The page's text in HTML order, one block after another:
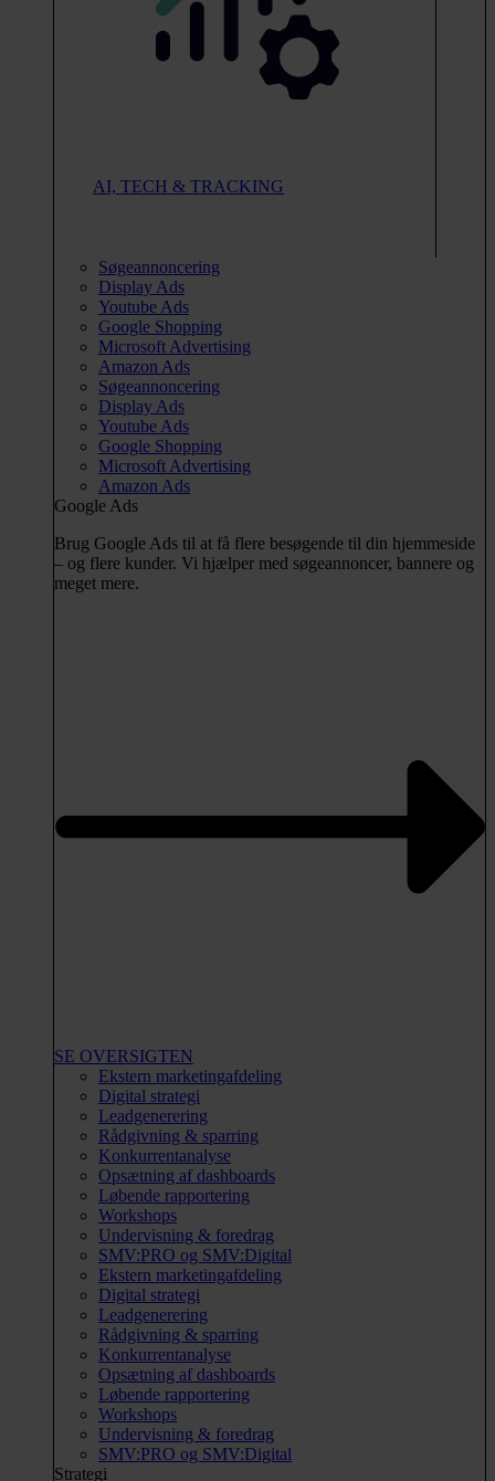
AI, TECH & TRACKING
Søgeannoncering
Display Ads
Youtube Ads
Google Shopping
Microsoft Advertising
Amazon Ads
Søgeannoncering
Display Ads
Youtube Ads
Google Shopping
Microsoft Advertising
Amazon Ads
Google Ads
Brug Google Ads til at få flere besøgende til din hjemmeside
– og flere kunder. Vi hjælper med søgeannoncer, bannere og
meget mere.
SE OVERSIGTEN
Ekstern marketingafdeling
Digital strategi
Leadgenerering
Rådgivning & sparring
Konkurrentanalyse
Opsætning af dashboards
Løbende rapportering
Workshops
Undervisning & foredrag
SMV:PRO og SMV:Digital
Ekstern marketingafdeling
Digital strategi
Leadgenerering
Rådgivning & sparring
Konkurrentanalyse
Opsætning af dashboards
Løbende rapportering
Workshops
Undervisning & foredrag
SMV:PRO og SMV:Digital
Strategi